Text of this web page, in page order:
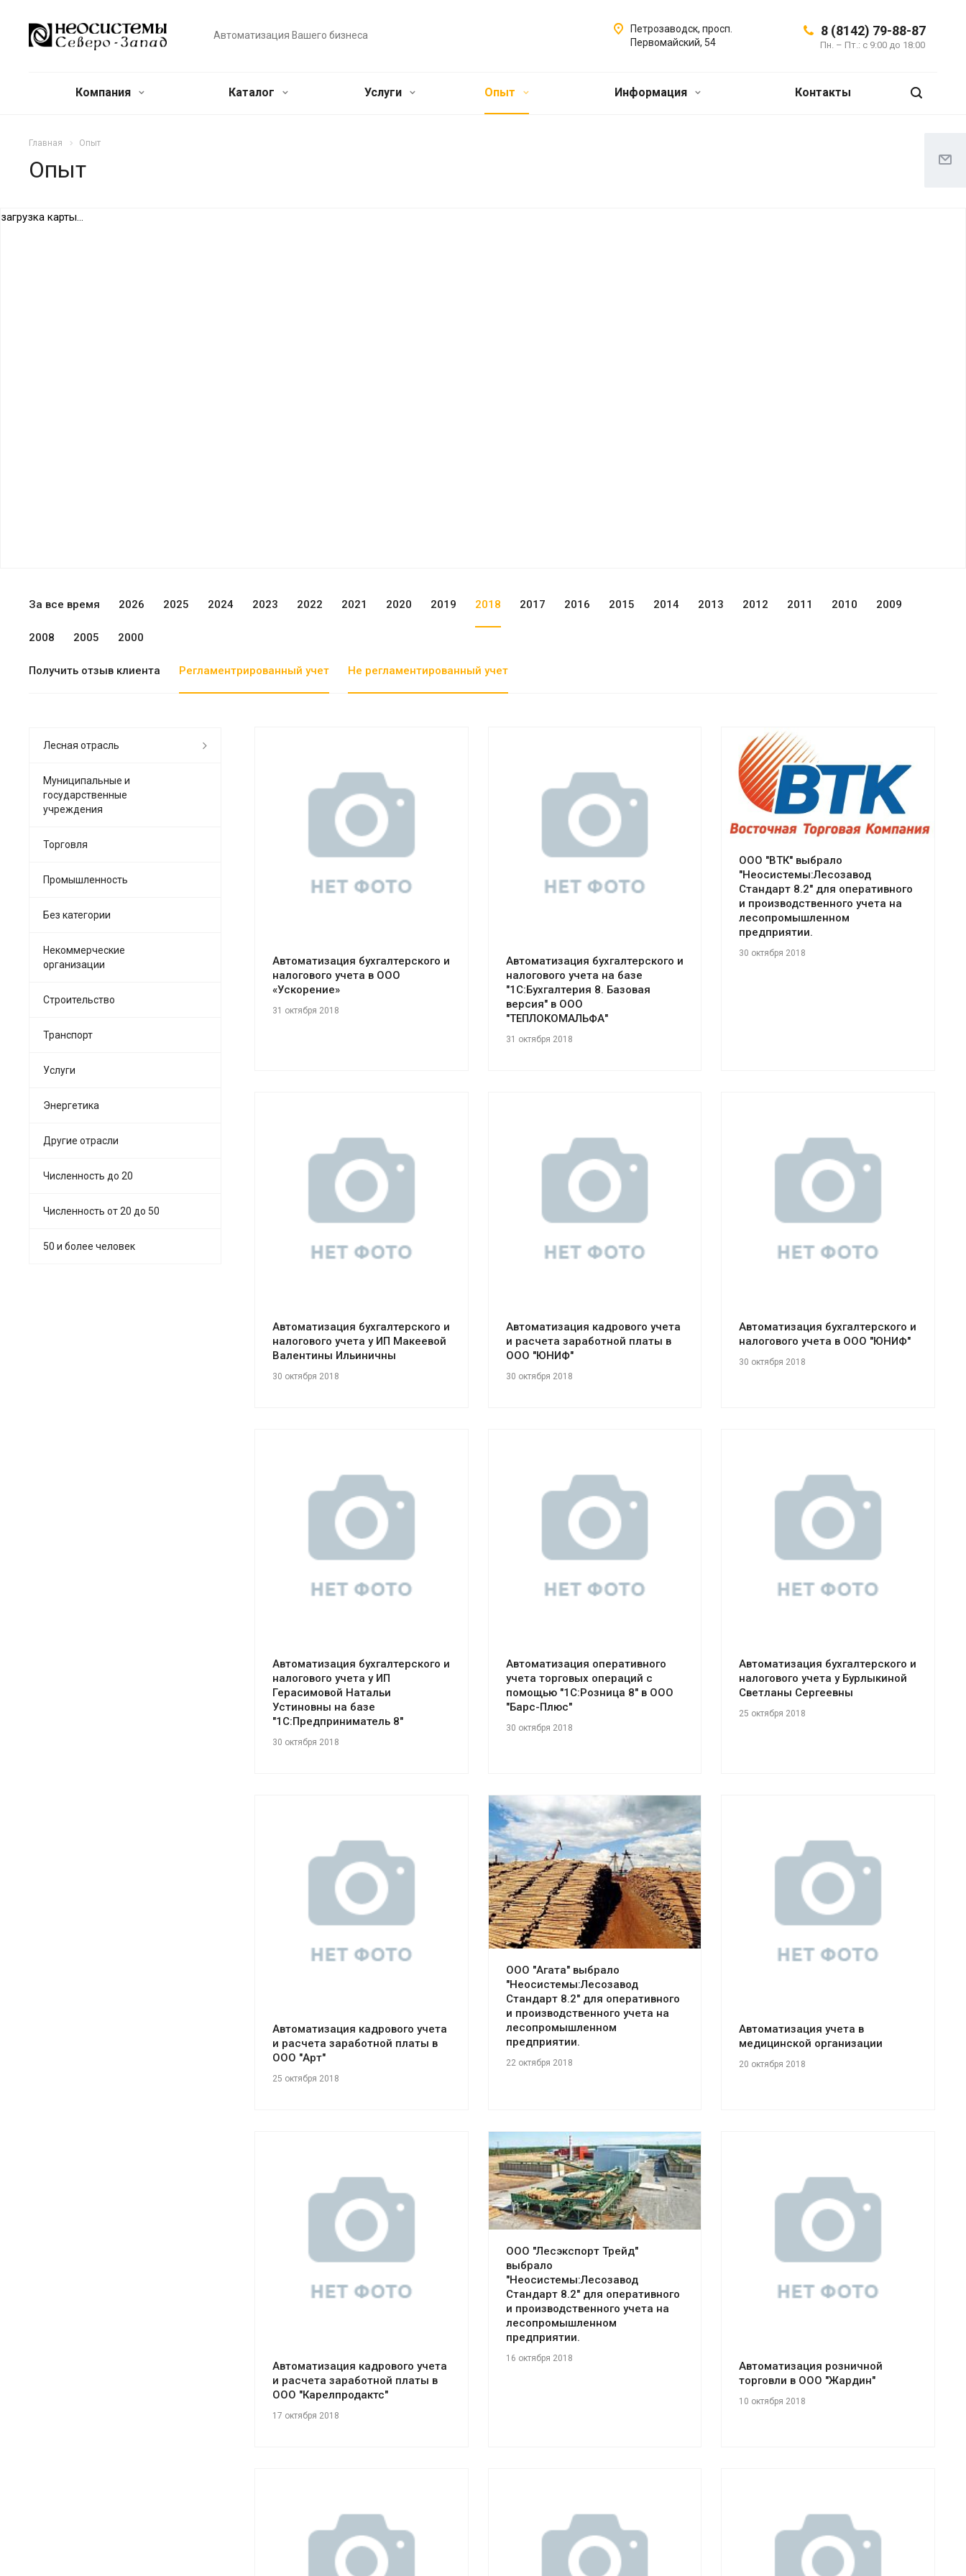
Автоматизация Вашего бизнеса 8 (8142) 79-88-87
Пн. – Пт.: с 9:00 до 18:00
Петрозаводск, просп.
Первомайский, 54
Компания Каталог Услуги Опыт Информация Контакты
Главная Опыт
Опыт
загрузка карты...
За все время 2026 2025 2024 2023 2022 2021 2020 2019 2018 2017 2016 2015 2014 2013 2012 2011 2010 2009
2008 2005 2000
Получить отзыв клиента Регламентрированный учет Не регламентированный учет
Смотреть проект
Автоматизация бухгалтерского и
налогового учета в ООО
«Ускорение»
31 октября 2018
Смотреть проект
Автоматизация бухгалтерского и
налогового учета на базе
"1С:Бухгалтерия 8. Базовая
версия" в ООО
"ТЕПЛОКОМАЛЬФА"
31 октября 2018
Смотреть проект
ООО "ВТК" выбрало
"Неосистемы:Лесозавод
Стандарт 8.2" для оперативного
и производственного учета на
лесопромышленном
предприятии.
30 октября 2018
Смотреть проект
Автоматизация бухгалтерского и
налогового учета у ИП Макеевой
Валентины Ильиничны
30 октября 2018
Смотреть проект
Автоматизация кадрового учета
и расчета заработной платы в
ООО "ЮНИФ"
30 октября 2018
Смотреть проект
Автоматизация бухгалтерского и
налогового учета в ООО "ЮНИФ"
30 октября 2018
Смотреть проект
Автоматизация бухгалтерского и
налогового учета у ИП
Герасимовой Натальи
Устиновны на базе
"1С:Предприниматель 8"
30 октября 2018
Смотреть проект
Автоматизация оперативного
учета торговых операций с
помощью "1С:Розница 8" в ООО
"Барс-Плюс"
30 октября 2018
Смотреть проект
Автоматизация бухгалтерского и
налогового учета у Бурлыкиной
Светланы Сергеевны
25 октября 2018
Смотреть проект
Автоматизация кадрового учета
и расчета заработной платы в
ООО "Арт"
25 октября 2018
Смотреть проект
ООО "Агата" выбрало
"Неосистемы:Лесозавод
Стандарт 8.2" для оперативного
и производственного учета на
лесопромышленном
предприятии.
22 октября 2018
Смотреть проект
Автоматизация учета в
медицинской организации
20 октября 2018
Смотреть проект
Автоматизация кадрового учета
и расчета заработной платы в
ООО "Карелпродактс"
17 октября 2018
Смотреть проект
ООО "Лесэкспорт Трейд"
выбрало
"Неосистемы:Лесозавод
Стандарт 8.2" для оперативного
и производственного учета на
лесопромышленном
предприятии.
16 октября 2018
Смотреть проект
Автоматизация розничной
торговли в ООО "Жардин"
10 октября 2018
Лесная отрасль
Муниципальные и
государственные
учреждения
Торговля
Промышленность
Без категории
Некоммерческие
организации
Строительство
Транспорт
Услуги
Энергетика
Другие отрасли
Численность до 20
Численность от 20 до 50
50 и более человек